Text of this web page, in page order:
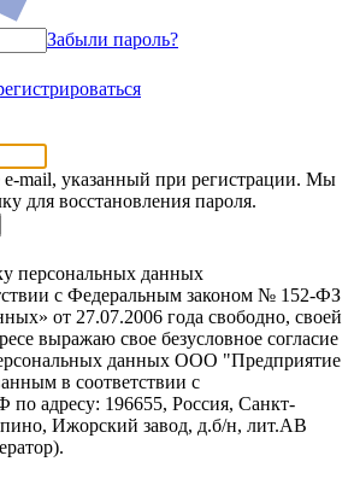
Забыли пароль?
e-mail, указанный при регистрации. Мы
для восстановления пароля.
персональных данных
с Федеральным законом № 152-ФЗ
от 27.07.2006 года свободно, своей
выражаю свое безусловное согласие
данных ООО "Предприятие
в соответствии с
по адресу: 196655, Россия, Санкт-
Ижорский завод, д.б/н, лит.АВ